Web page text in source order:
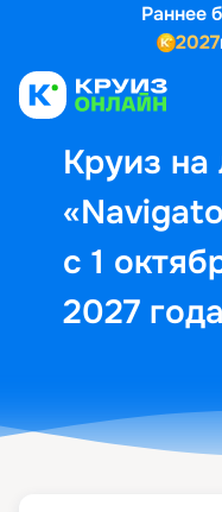
Раннее
2027
Круиз на
с 1
2027 года